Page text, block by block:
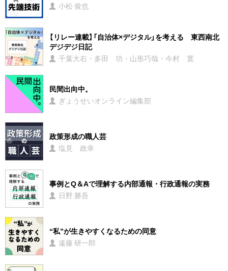
小松 俊也
【リレー連載】「自治体×デジタル」を考える 東西南北
デジデジ日記
千葉大右・多田 功・山形巧哉・今村 寛
民間出向中。
ぎょうせいオンライン編集部
政策形成の職人芸
塩見 政幸
事例とQ＆Aで理解する内部通報・行政通報の実務
日野 勝吾
“私”が生きやすくなるための同意
遠藤 研一郎